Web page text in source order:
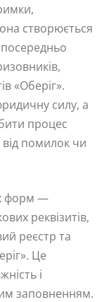
створюється
«Оберіг».
силу, а
процес
помилок чи
форм —
реквізитів,
реєстр та
Це
і
заповненням.